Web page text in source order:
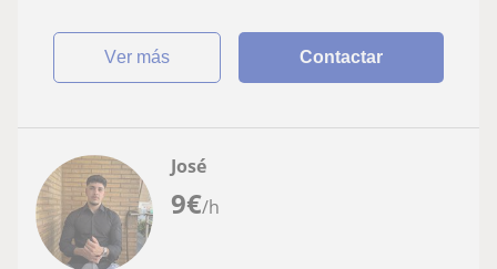
ver más Contactar
9€/h
José